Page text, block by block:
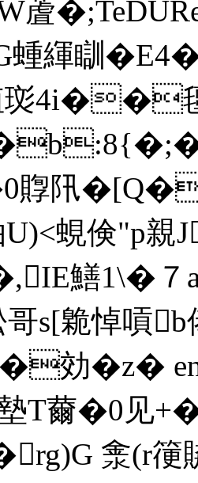
緷瞓
珳4i��
賯阠
U)<蜆倹"p
鱔1\�７
s[臲悼嗊b
効 �z�
墊T薾�0
淾(r